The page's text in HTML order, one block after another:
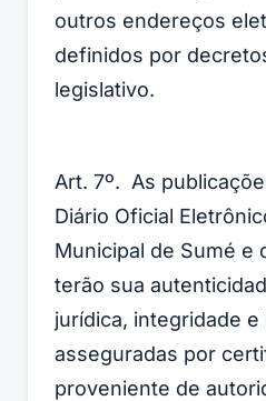
outros endereços
definidos por
legislativo.
Art. 7º. As
Diário Oficial
Municipal de Sumé e
terão sua
jurídica, integridade
asseguradas por
proveniente de